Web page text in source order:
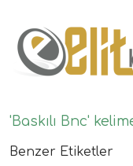
'Baskılı Bnc'
Benzer Etiketler